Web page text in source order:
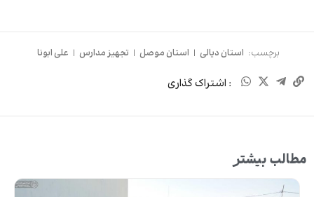
برچسب: استان دیالی | استان موصل | تجهیز مدارس | علی ابونا
: اشتراک گذاری
مطالب بیشتر